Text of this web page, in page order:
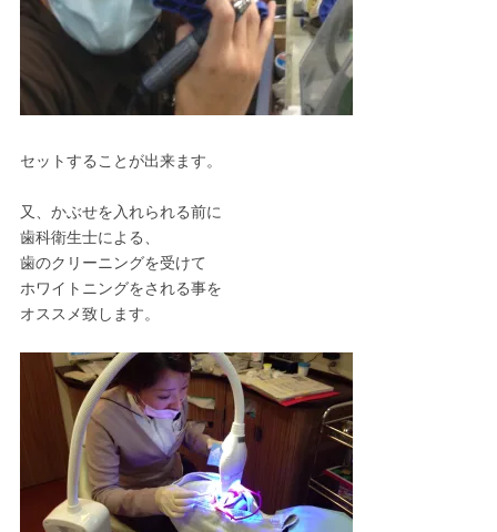
セットすることが出来ます。
又、かぶせを入れられる前に
歯科衛生士による、
歯のクリーニングを受けて
ホワイトニングをされる事を
オススメ致します。